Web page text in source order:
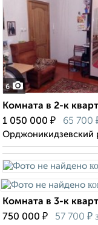
6
Комната в 2-к
1 050 000 ₽ 65 700
Орджоникидзевский
Комната в 3-к
750 000 ₽ 57 700 ₽